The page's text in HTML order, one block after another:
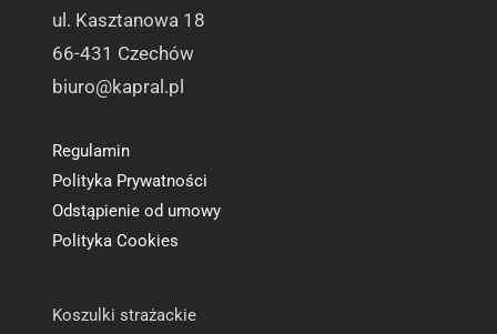
ul. Kasztanowa 18
66-431 Czechów
biuro@kapral.pl
Regulamin
Polityka Prywatności
Odstąpienie od umowy
Polityka Cookies
Koszulki strażackie